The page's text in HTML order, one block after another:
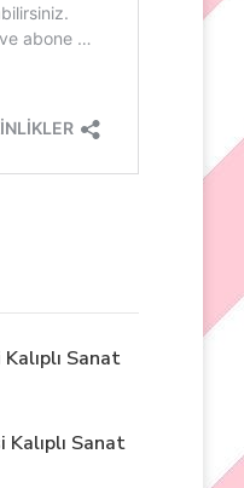
Sanat
Sanat